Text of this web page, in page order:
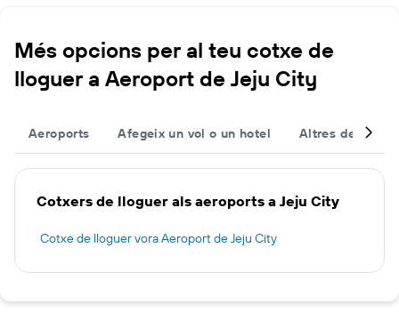
Més opcions per al teu cotxe de
lloguer a Aeroport de Jeju City
Aeroports Afegeix un vol o un hotel Altres
Cotxers de lloguer als aeroports a Jeju City
Cotxe de lloguer vora Aeroport de Jeju City